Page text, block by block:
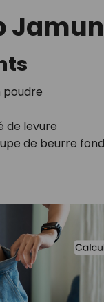
Jamun
poudre
de levure
de beurre